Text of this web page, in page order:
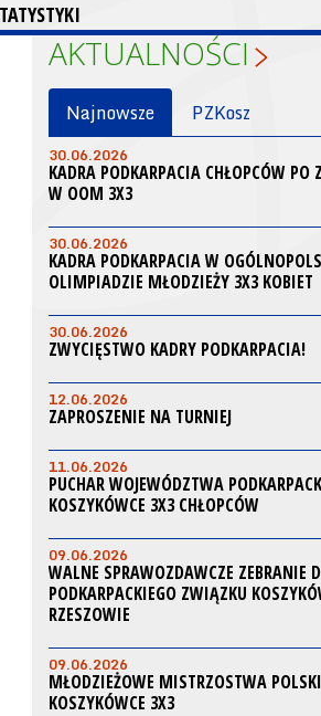
AKTUALNOŚCI
Najnowsze PZKosz
30.06.2026
KADRA PODKARPACIA CHŁOPCÓW PO
W OOM 3X3
30.06.2026
KADRA PODKARPACIA W
OLIMPIADZIE MŁODZIEŻY 3X3 KOBIET
30.06.2026
ZWYCIĘSTWO KADRY PODKARPACIA!
12.06.2026
ZAPROSZENIE NA TURNIEJ
11.06.2026
PUCHAR WOJEWÓDZTWA
KOSZYKÓWCE 3X3 CHŁOPCÓW
09.06.2026
WALNE SPRAWOZDAWCZE ZEBRANIE
PODKARPACKIEGO ZWIĄZKU
RZESZOWIE
09.06.2026
MŁODZIEŻOWE MISTRZOSTWA
KOSZYKÓWCE 3X3